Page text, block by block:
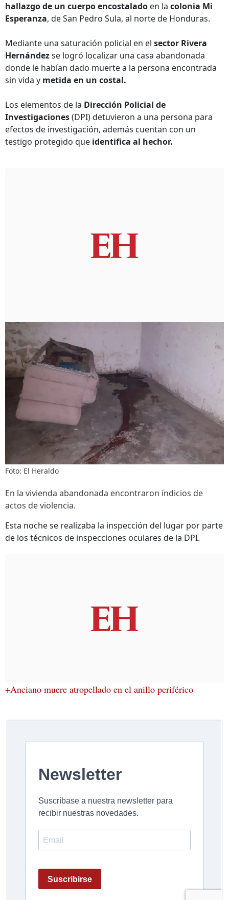
hallazgo de un cuerpo encostalado en la colonia Mi
Esperanza, de San Pedro Sula, al norte de Honduras.
Mediante una saturación policial en el sector Rivera
Hernándezse logró localizar una casa abandonada
donde le habían dado muerte a la persona encontrada
sin vida y metida en un costal.
Los elementos de la Dirección Policial de
Investigaciones(DPI) detuvieron a una persona para
efectos de investigación, además cuentan con un
testigo protegido que identifica al hechor.
Foto: El Heraldo
En la vivienda abandonada encontraron índicios de
actos de violencia.
Esta noche se realizaba la inspección del lugar por parte
de los técnicos de inspecciones oculares de la DPI.
+Anciano muere atropellado en el anillo periférico